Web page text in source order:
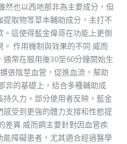
然也以西地那非為主要成分，但
取物等草本輔助成分，主打不
這使得藍金偉哥在功能上更側
作用機制與效果的不同 威而
常在服用後30至60分鐘開始生
張陰莖血管，促進血流，幫助
非的基礎上，結合多種輔助成
久力。部分使用者反映，藍金
受到更強的體力支撐和性慾提
差異 威而鋼主要針對因血管疾
障礙患者，尤其適合經過醫學